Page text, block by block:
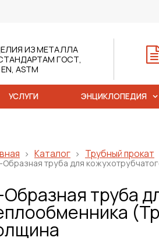
ИЗ МЕТАЛЛА
ГОСТ,
ASTM
УСЛУГИ ЭНЦИКЛОПЕДИЯ
Каталог Трубный прокат
Образная труба для
труба